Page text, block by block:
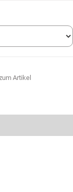
Artikel